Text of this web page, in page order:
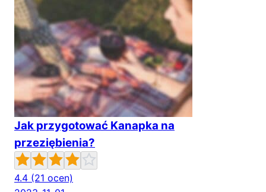
Jak przygotować Kanapka na
przeziębienia?
4.4 (21 ocen)